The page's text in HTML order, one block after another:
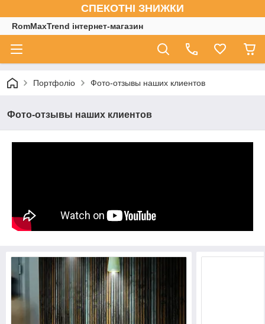
СПЕКОТНІ ЗНИЖКИ
RomMaxTrend інтернет-магазин
Портфоліо Фото-отзывы наших клиентов
Фото-отзывы наших клиентов